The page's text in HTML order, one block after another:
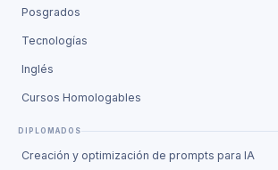
Posgrados
Tecnologías
Inglés
Cursos Homologables
DIPLOMADOS
Creación y optimización de prompts para IA